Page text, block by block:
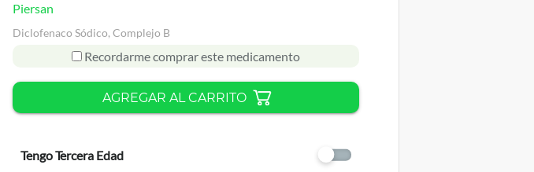
Piersan
Diclofenaco Sódico, Complejo B
Recordarme comprar este medicamento
AGREGAR AL CARRITO
Tengo Tercera Edad